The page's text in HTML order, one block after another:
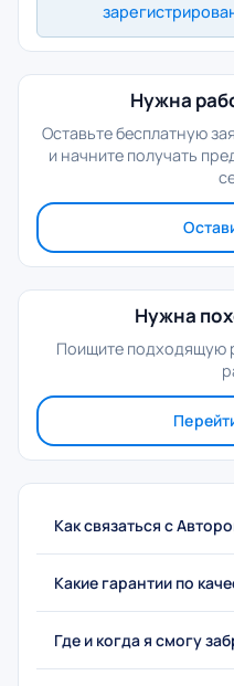
Нужна
Оставьте бесплатную
и начните получать
Нужна
Поищите подходящую
Как связаться с
Какие гарантии по
Где и когда я смогу